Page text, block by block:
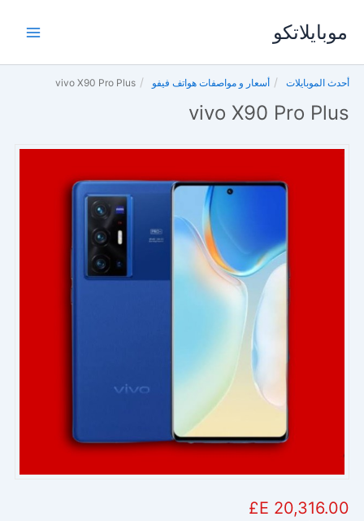
المحتوى
موبايلاتكو
أحدث الموبايلات أسعار و مواصفات هواتف فيفو vivo X90 Pro Plus
vivo X90 Pro Plus
20,316.00 E£